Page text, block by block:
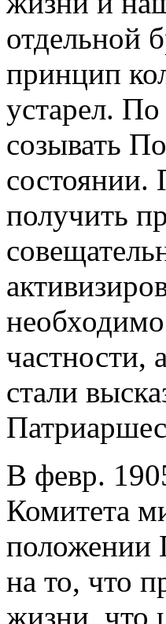
отдельной
принцип
устарел.
созывать
получить
частности,
стали
В февр.
Комитета
положении
на то, что
жизни, что